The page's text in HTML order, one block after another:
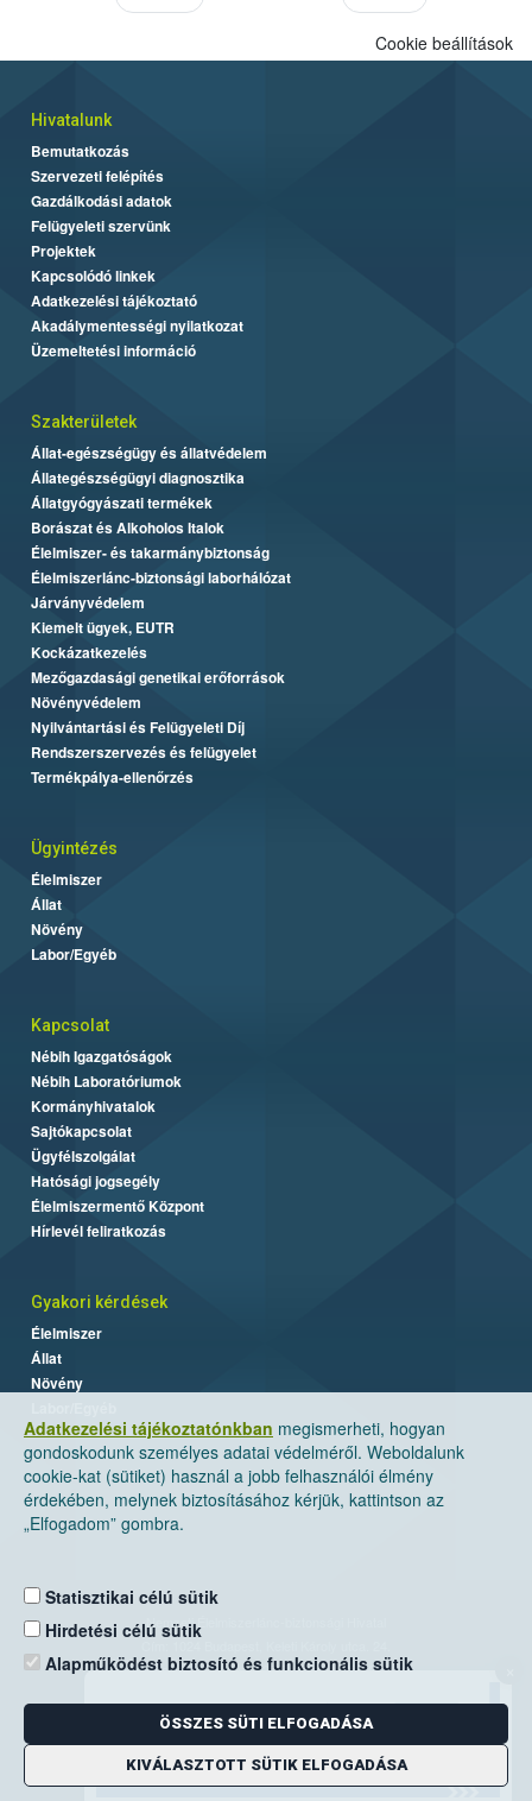
Adatkezelési tájékoztatónkban megismerheti, hogyan
gondoskodunk személyes adatai védelméről. Weboldalunk
cookie-kat (sütiket) használ a jobb felhasználói élmény
érdekében, melynek biztosításához kérjük, kattintson az
„Elfogadom” gombra.
Statisztikai célú sütik
Hirdetési célú sütik
Alapműködést biztosító és funkcionális sütik
ÖSSZES SÜTI ELFOGADÁSA
KIVÁLASZTOTT SÜTIK ELFOGADÁSA
Cookie beállítások
Hivatalunk
Bemutatkozás
Szervezeti felépítés
Gazdálkodási adatok
Felügyeleti szervünk
Projektek
Kapcsolódó linkek
Adatkezelési tájékoztató
Akadálymentességi nyilatkozat
Üzemeltetési információ
Szakterületek
Állat-egészségügy és állatvédelem
Állategészségügyi diagnosztika
Állatgyógyászati termékek
Borászat és Alkoholos Italok
Élelmiszer- és takarmánybiztonság
Élelmiszerlánc-biztonsági laborhálózat
Járványvédelem
Kiemelt ügyek, EUTR
Kockázatkezelés
Mezőgazdasági genetikai erőforrások
Növényvédelem
Nyilvántartási és Felügyeleti Díj
Rendszerszervezés és felügyelet
Termékpálya-ellenőrzés
Ügyintézés
Élelmiszer
Állat
Növény
Labor/Egyéb
Kapcsolat
Nébih Igazgatóságok
Nébih Laboratóriumok
Kormányhivatalok
Sajtókapcsolat
Ügyfélszolgálat
Hatósági jogsegély
Élelmiszermentő Központ
Hírlevél feliratkozás
Gyakori kérdések
Élelmiszer
Állat
Növény
Nemzeti Élelmiszerlánc-biztonsági Hivatal
Levelezési cím: 1525 Budapest. Pf. 30.
E-mail:ugyfelszolgalat@nebih.gov.hu
Zöld szám: 06-80/263-244
Telefon: 06-1/ 336-9000